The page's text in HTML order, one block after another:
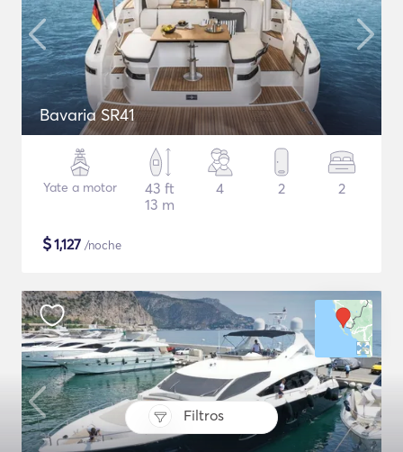
Filtros
Bavaria SR41
Yate a motor
43 ft
13 m
4 2 2
$1,127 /noche